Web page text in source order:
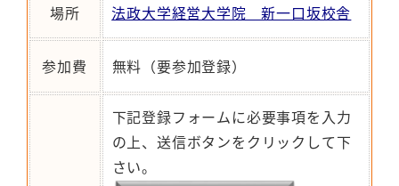
場所 法政大学経営大学院 新一口坂校舎
参加費 無料（要参加登録）
下記登録フォームに必要事項を入力
の上、送信ボタンをクリックして下
さい。